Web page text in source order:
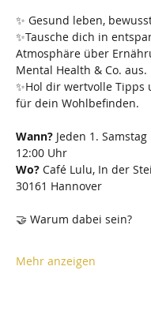
✨ Gesund leben,
✨Tausche dich in
Atmosphäre über
Mental Health & Co. aus.
✨Hol dir wertvolle Tipps
für dein Wohlbefinden.
Wann? Jeden 1.
12:00 Uhr
Wo? Café Lulu, In der
30161 Hannover
🤝 Warum dabei sein?
Mehr anzeigen